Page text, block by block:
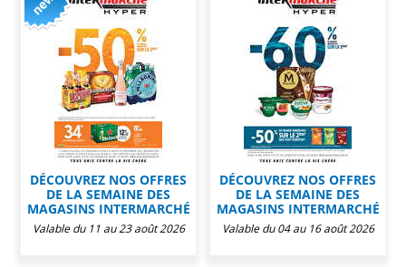
DÉCOUVREZ NOS OFFRES
DE LA SEMAINE DES
MAGASINS INTERMARCHÉ
Valable du 11 au 23 août 2026
DÉCOUVREZ NOS OFFRES
DE LA SEMAINE DES
MAGASINS INTERMARCHÉ
Valable du 04 au 16 août 2026